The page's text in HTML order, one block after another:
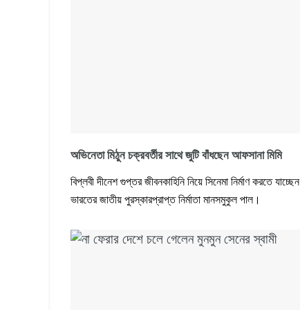
অভিনেতা মিঠুন চক্রবর্তীর সাথে জুটি বাঁধছেন আফসানা মিমি
বিপ্লবী দীনেশ গুপ্তর জীবনকাহিনি নিয়ে সিনেমা নির্মাণ করতে যাচ্ছেন
ভারতের জাতীয় পুরস্কারপ্রাপ্ত নির্মাতা মানসমুকুল পাল।